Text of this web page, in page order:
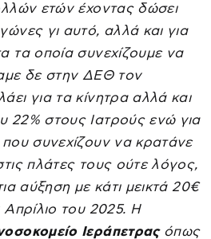
ετών έχοντας δώσει
γι αυτό, αλλά και για
τα οποία συνεχίζουμε να
δε στην ΔΕΘ τον
για τα κίνητρα αλλά και
22% στους Ιατρούς ενώ για
που συνεχίζουν να κρατάνε
πλάτες τους ούτε λόγος,
αύξηση με κάτι μεικτά 20€
Απρίλιο του 2025. Η
Ιεράπετραςόπως